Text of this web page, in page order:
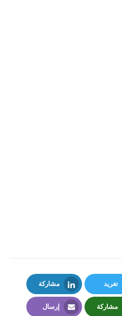
تغريد
Twitter
مشاركة
LinkedIn
مشاركة إرسال